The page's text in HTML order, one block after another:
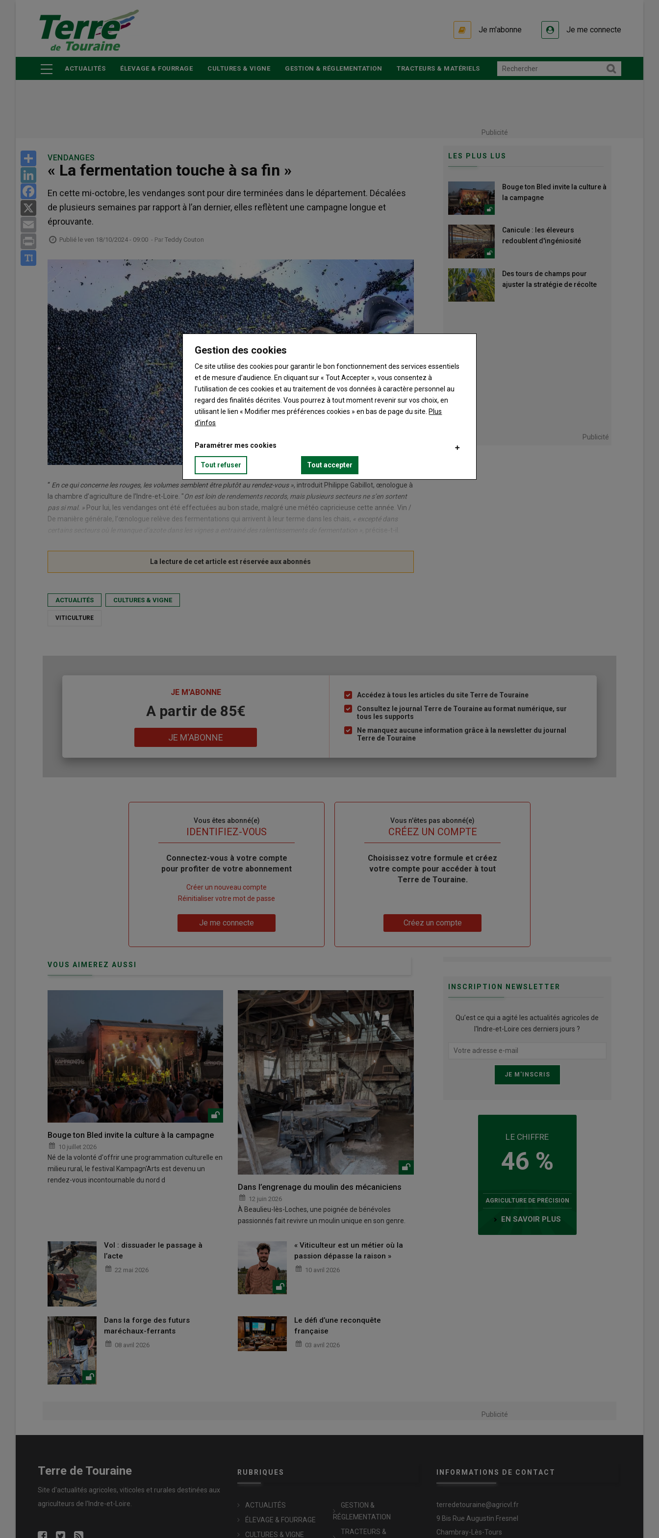
principal
Je m'abonne Je me connecte
ACTUALITÉS ÉLEVAGE & FOURRAGE CULTURES & VIGNE GESTION & RÉGLEMENTATION TRACTEURS & MATÉRIELS
Publicité
Share
LinkedIn
Facebook
Email
Print
VENDANGES
« La fermentation touche à sa fin »
En cette mi-octobre, les vendanges sont pour dire terminées dans le département. Décalées
de plusieurs semaines par rapport à l’an dernier, elles reflètent une campagne longue et
éprouvante.
Publié le ven 18/10/2024 - 09:00 - Par Teddy Couton
“ En ce qui concerne les rouges, les volumes semblent être plutôt au rendez-vous », introduit Philippe Gabillot, œnologue à
la chambre d’agriculture de l’Indre-et-Loire. "On est loin de rendements records, mais plusieurs secteurs ne s’en sortent
pas si mal. » Pour lui, les vendanges ont été effectuées au bon stade, malgré une météo capricieuse cette année. Vin /
De manière générale, l’œnologue relève des fermentations qui arrivent à leur terme dans les chais, « excepté dans
ACTUALITÉS CULTURES & VIGNE
VITICULTURE
LES PLUS LUS
Bouge ton Bled invite la culture à
la campagne
Canicule : les éleveurs
redoublent d'ingéniosité
Des tours de champs pour
ajuster la stratégie de récolte
Publicité
JE M'ABONNE
A partir de 85€
JE M'ABONNE
Liste
à
puce
Accédez à tous les articles du site Terre de Touraine
Consultez le journal Terre de Touraine au format numérique, sur
tous les supports
Ne manquez aucune information grâce à la newsletter du journal
Terre de Touraine
Vous êtes abonné(e)
IDENTIFIEZ-VOUS
Body
Connectez-vous à votre compte
pour profiter de votre abonnement
compte"
Créer un nouveau compte
Réinitialiser votre mot de passe
Je me connecte
Vous n'êtes pas abonné(e)
TITRECRÉEZ UN COMPTE
Body
Choisissez votre formule et créez
votre compte pour accéder à tout
Terre de Touraine.
Créez un compte
VOUS AIMEREZ AUSSI
Bouge ton Bled invite la culture à la campagne
10 juillet 2026
Né de la volonté d'offrir une programmation culturelle en
milieu rural, le festival Kampagn'Arts est devenu un
rendez-vous incontournable du nord d
Dans l’engrenage du moulin des mécaniciens
12 juin 2026
À Beaulieu-lès-Loches, une poignée de bénévoles
passionnés fait revivre un moulin unique en son genre.
Vol : dissuader le passage à
l’acte
22 mai 2026
« Viticulteur est un métier où la
passion dépasse la raison »
10 avril 2026
Dans la forge des futurs
maréchaux-ferrants
08 avril 2026
Le défi d’une reconquête
française
03 avril 2026
INSCRIPTION NEWSLETTER
Qu’est ce qui a agité les actualités agricoles de
l'Indre-et-Loire ces derniers jours ?
LE CHIFFRE
46 %
AGRICULTURE DE PRÉCISION
EN SAVOIR PLUS
Publicité
Terre de Touraine
Site d'actualités agricoles, viticoles et rurales destinées aux
agriculteurs de l'Indre-et-Loire.
RUBRIQUES
ACTUALITÉS
ÉLEVAGE & FOURRAGE
CULTURES & VIGNE
GESTION &
RÉGLEMENTATION
TRACTEURS &
INFORMATIONS DE CONTACT
terredetouraine@agricvl.fr
9 Bis Rue Augustin Fresnel
Chambray-Lès-Tours
Gestion des cookies
Ce site utilise des cookies pour garantir le bon fonctionnement des services essentiels
et de mesure d’audience. En cliquant sur « Tout Accepter », vous consentez à
l’utilisation de ces cookies et au traitement de vos données à caractère personnel au
regard des finalités décrites. Vous pourrez à tout moment revenir sur vos choix, en
utilisant le lien « Modifier mes préférences cookies » en bas de page du site. Plus
d'infos
Paramétrer mes cookies
Tout refuser Tout accepter